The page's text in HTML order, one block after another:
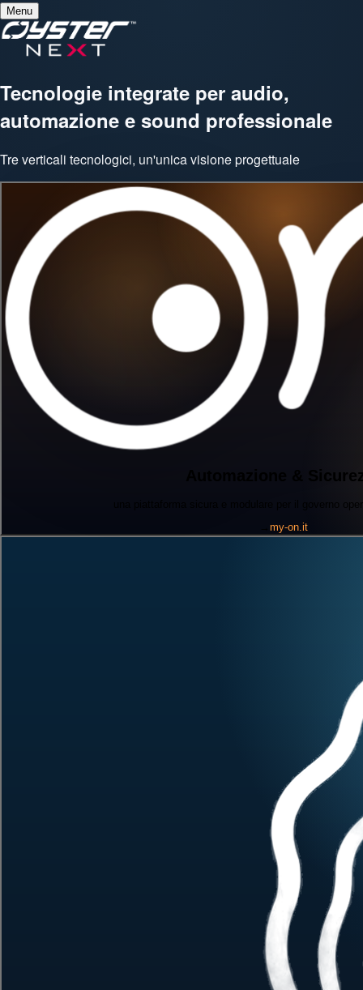
Menu
Tecnologie integrate per audio,
automazione e sound professionale
Tre verticali tecnologici, un'unica visione progettuale
Automazione &
una piattaforma sicura e modulare per il governo
my-on.it